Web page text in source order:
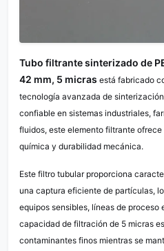
Tubo filtrante sinterizado de
42 mm, 5 micras está fabricado
tecnología avanzada de
confiable en sistemas industriales,
fluidos, este elemento filtrante
química y durabilidad mecánica.
Este filtro tubular proporciona
una captura eficiente de partículas,
equipos sensibles, líneas de proceso
capacidad de filtración de 5 micras
contaminantes finos mientras se